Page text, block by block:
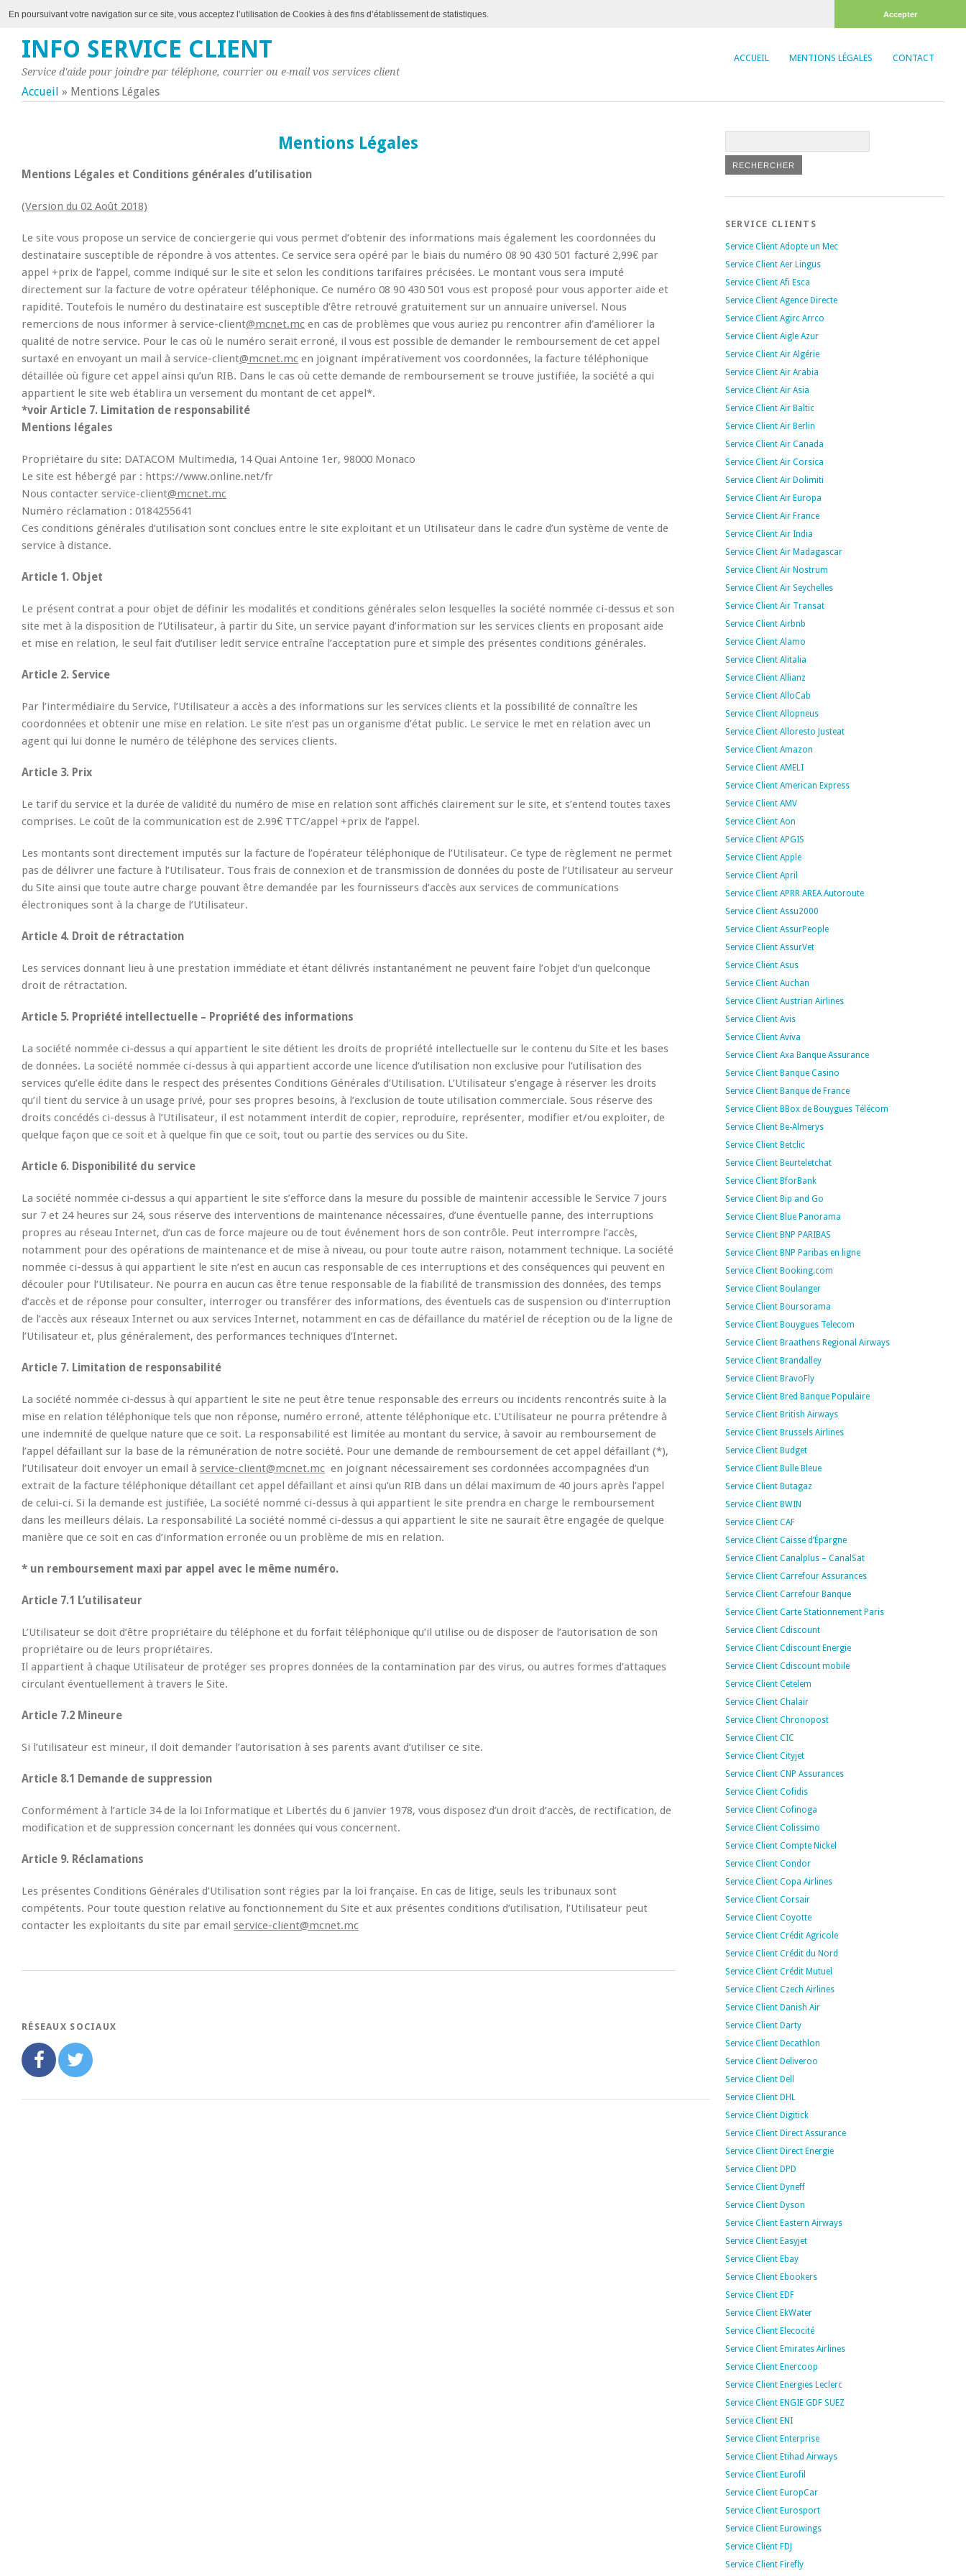
En poursuivant votre navigation sur ce site, vous acceptez l’utilisation de Cookies à des fins d’établissement de statistiques. Accepter
ACCUEIL MENTIONS LÉGALES CONTACT
INFO SERVICE CLIENT
Service d'aide pour joindre par téléphone, courrier ou e-mail vos services client
Accueil » Mentions Légales
Mentions Légales
Mentions Légales et Conditions générales d’utilisation
(Version du 02 Août 2018)
Le site vous propose un service de conciergerie qui vous permet d’obtenir des informations mais également les coordonnées du
destinataire susceptible de répondre à vos attentes. Ce service sera opéré par le biais du numéro 08 90 430 501 facturé 2,99€ par
appel +prix de l’appel, comme indiqué sur le site et selon les conditions tarifaires précisées. Le montant vous sera imputé
directement sur la facture de votre opérateur téléphonique. Ce numéro 08 90 430 501 vous est proposé pour vous apporter aide et
rapidité. Toutefois le numéro du destinataire est susceptible d’être retrouvé gratuitement sur un annuaire universel. Nous
remercions de nous informer à service-client@mcnet.mc en cas de problèmes que vous auriez pu rencontrer afin d’améliorer la
qualité de notre service. Pour le cas où le numéro serait erroné, il vous est possible de demander le remboursement de cet appel
surtaxé en envoyant un mail à service-client@mcnet.mc en joignant impérativement vos coordonnées, la facture téléphonique
détaillée où figure cet appel ainsi qu’un RIB. Dans le cas où cette demande de remboursement se trouve justifiée, la société a qui
appartient le site web établira un versement du montant de cet appel*.
*voir Article 7. Limitation de responsabilité
Mentions légales
Propriétaire du site: DATACOM Multimedia, 14 Quai Antoine 1er, 98000 Monaco
Le site est hébergé par : https://www.online.net/fr
Nous contacter service-client@mcnet.mc
Numéro réclamation : 0184255641
Ces conditions générales d’utilisation sont conclues entre le site exploitant et un Utilisateur dans le cadre d’un système de vente de
service à distance.
Article 1. Objet
Le présent contrat a pour objet de définir les modalités et conditions générales selon lesquelles la société nommée ci-dessus et son
site met à la disposition de l’Utilisateur, à partir du Site, un service payant d’information sur les services clients en proposant aide
et mise en relation, le seul fait d’utiliser ledit service entraîne l’acceptation pure et simple des présentes conditions générales.
Article 2. Service
Par l’intermédiaire du Service, l’Utilisateur a accès a des informations sur les services clients et la possibilité de connaître les
coordonnées et obtenir une mise en relation. Le site n’est pas un organisme d’état public. Le service le met en relation avec un
agent qui lui donne le numéro de téléphone des services clients.
Article 3. Prix
Le tarif du service et la durée de validité du numéro de mise en relation sont affichés clairement sur le site, et s’entend toutes taxes
comprises. Le coût de la communication est de 2.99€ TTC/appel +prix de l’appel.
Les montants sont directement imputés sur la facture de l’opérateur téléphonique de l’Utilisateur. Ce type de règlement ne permet
pas de délivrer une facture à l’Utilisateur. Tous frais de connexion et de transmission de données du poste de l’Utilisateur au serveur
du Site ainsi que toute autre charge pouvant être demandée par les fournisseurs d’accès aux services de communications
électroniques sont à la charge de l’Utilisateur.
Article 4. Droit de rétractation
Les services donnant lieu à une prestation immédiate et étant délivrés instantanément ne peuvent faire l’objet d’un quelconque
droit de rétractation.
Article 5. Propriété intellectuelle – Propriété des informations
La société nommée ci-dessus a qui appartient le site détient les droits de propriété intellectuelle sur le contenu du Site et les bases
de données. La société nommée ci-dessus à qui appartient accorde une licence d’utilisation non exclusive pour l’utilisation des
services qu’elle édite dans le respect des présentes Conditions Générales d’Utilisation. L’Utilisateur s’engage à réserver les droits
qu’il tient du service à un usage privé, pour ses propres besoins, à l’exclusion de toute utilisation commerciale. Sous réserve des
droits concédés ci-dessus à l’Utilisateur, il est notamment interdit de copier, reproduire, représenter, modifier et/ou exploiter, de
quelque façon que ce soit et à quelque fin que ce soit, tout ou partie des services ou du Site.
Article 6. Disponibilité du service
La société nommée ci-dessus a qui appartient le site s’efforce dans la mesure du possible de maintenir accessible le Service 7 jours
sur 7 et 24 heures sur 24, sous réserve des interventions de maintenance nécessaires, d’une éventuelle panne, des interruptions
propres au réseau Internet, d’un cas de force majeure ou de tout événement hors de son contrôle. Peut interrompre l’accès,
notamment pour des opérations de maintenance et de mise à niveau, ou pour toute autre raison, notamment technique. La société
nommée ci-dessus à qui appartient le site n’est en aucun cas responsable de ces interruptions et des conséquences qui peuvent en
découler pour l’Utilisateur. Ne pourra en aucun cas être tenue responsable de la fiabilité de transmission des données, des temps
d’accès et de réponse pour consulter, interroger ou transférer des informations, des éventuels cas de suspension ou d’interruption
de l’accès aux réseaux Internet ou aux services Internet, notamment en cas de défaillance du matériel de réception ou de la ligne de
l’Utilisateur et, plus généralement, des performances techniques d’Internet.
Article 7. Limitation de responsabilité
La société nommée ci-dessus à qui appartient le site ne peut être tenue responsable des erreurs ou incidents rencontrés suite à la
mise en relation téléphonique tels que non réponse, numéro erroné, attente téléphonique etc. L’Utilisateur ne pourra prétendre à
une indemnité de quelque nature que ce soit. La responsabilité est limitée au montant du service, à savoir au remboursement de
l’appel défaillant sur la base de la rémunération de notre société. Pour une demande de remboursement de cet appel défaillant (*),
l’Utilisateur doit envoyer un email à service-client@mcnet.mc en joignant nécessairement ses cordonnées accompagnées d’un
extrait de la facture téléphonique détaillant cet appel défaillant et ainsi qu’un RIB dans un délai maximum de 40 jours après l’appel
de celui-ci. Si la demande est justifiée, La société nommé ci-dessus à qui appartient le site prendra en charge le remboursement
dans les meilleurs délais. La responsabilité La société nommé ci-dessus a qui appartient le site ne saurait être engagée de quelque
manière que ce soit en cas d’information erronée ou un problème de mis en relation.
* un remboursement maxi par appel avec le même numéro.
Article 7.1 L’utilisateur
L’Utilisateur se doit d’être propriétaire du téléphone et du forfait téléphonique qu’il utilise ou de disposer de l’autorisation de son
propriétaire ou de leurs propriétaires.
Il appartient à chaque Utilisateur de protéger ses propres données de la contamination par des virus, ou autres formes d’attaques
circulant éventuellement à travers le Site.
Article 7.2 Mineure
Si l’utilisateur est mineur, il doit demander l’autorisation à ses parents avant d’utiliser ce site.
Article 8.1 Demande de suppression
Conformément à l’article 34 de la loi Informatique et Libertés du 6 janvier 1978, vous disposez d’un droit d’accès, de rectification, de
modification et de suppression concernant les données qui vous concernent.
Article 9. Réclamations
Les présentes Conditions Générales d’Utilisation sont régies par la loi française. En cas de litige, seuls les tribunaux sont
compétents. Pour toute question relative au fonctionnement du Site et aux présentes conditions d’utilisation, l’Utilisateur peut
contacter les exploitants du site par email service-client@mcnet.mc
RÉSEAUX SOCIAUX
SERVICE CLIENTS
Service Client Adopte un Mec
Service Client Aer Lingus
Service Client Afi Esca
Service Client Agence Directe
Service Client Agirc Arrco
Service Client Aigle Azur
Service Client Air Algérie
Service Client Air Arabia
Service Client Air Asia
Service Client Air Baltic
Service Client Air Berlin
Service Client Air Canada
Service Client Air Corsica
Service Client Air Dolimiti
Service Client Air Europa
Service Client Air France
Service Client Air India
Service Client Air Madagascar
Service Client Air Nostrum
Service Client Air Seychelles
Service Client Air Transat
Service Client Airbnb
Service Client Alamo
Service Client Alitalia
Service Client Allianz
Service Client AlloCab
Service Client Allopneus
Service Client Alloresto Justeat
Service Client Amazon
Service Client AMELI
Service Client American Express
Service Client AMV
Service Client Aon
Service Client APGIS
Service Client Apple
Service Client April
Service Client APRR AREA Autoroute
Service Client Assu2000
Service Client AssurPeople
Service Client AssurVet
Service Client Asus
Service Client Auchan
Service Client Austrian Airlines
Service Client Avis
Service Client Aviva
Service Client Axa Banque Assurance
Service Client Banque Casino
Service Client Banque de France
Service Client BBox de Bouygues Télécom
Service Client Be-Almerys
Service Client Betclic
Service Client Beurteletchat
Service Client BforBank
Service Client Bip and Go
Service Client Blue Panorama
Service Client BNP PARIBAS
Service Client BNP Paribas en ligne
Service Client Booking.com
Service Client Boulanger
Service Client Boursorama
Service Client Bouygues Telecom
Service Client Braathens Regional Airways
Service Client Brandalley
Service Client BravoFly
Service Client Bred Banque Populaire
Service Client British Airways
Service Client Brussels Airlines
Service Client Budget
Service Client Bulle Bleue
Service Client Butagaz
Service Client BWIN
Service Client CAF
Service Client Caisse d’Épargne
Service Client Canalplus – CanalSat
Service Client Carrefour Assurances
Service Client Carrefour Banque
Service Client Carte Stationnement Paris
Service Client Cdiscount
Service Client Cdiscount Energie
Service Client Cdiscount mobile
Service Client Cetelem
Service Client Chalair
Service Client Chronopost
Service Client CIC
Service Client Cityjet
Service Client CNP Assurances
Service Client Cofidis
Service Client Cofinoga
Service Client Colissimo
Service Client Compte Nickel
Service Client Condor
Service Client Copa Airlines
Service Client Corsair
Service Client Coyotte
Service Client Crédit Agricole
Service Client Crédit du Nord
Service Client Crédit Mutuel
Service Client Czech Airlines
Service Client Danish Air
Service Client Darty
Service Client Decathlon
Service Client Deliveroo
Service Client Dell
Service Client DHL
Service Client Digitick
Service Client Direct Assurance
Service Client Direct Energie
Service Client DPD
Service Client Dyneff
Service Client Dyson
Service Client Eastern Airways
Service Client Easyjet
Service Client Ebay
Service Client Ebookers
Service Client EDF
Service Client EkWater
Service Client Elecocité
Service Client Emirates Airlines
Service Client Enercoop
Service Client Energies Leclerc
Service Client ENGIE GDF SUEZ
Service Client ENI
Service Client Enterprise
Service Client Etihad Airways
Service Client Eurofil
Service Client EuropCar
Service Client Eurosport
Service Client Eurowings
Service Client FDJ
Service Client Firefly